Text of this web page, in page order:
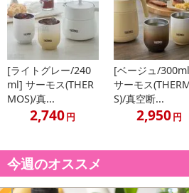
合がございます。
あらかじめご了承いただいた上でお申込
によるお申込み後のキャンセル・返品
【お支払いについて】
※送料はお試し費用に含まれております
※d払い、PayPay、au PAY、au PAY（
ンクまとめて支払い、楽天ペイ、メルペ
Payでお支払いの場合、決済のため外
了することがございます。ご了承いた
さい。
[ライトグレー/240
ml] サーモス(THER
MOS)/真...
2,740円
[ベージュ/
サーモス
S)/真空断...
2,950円
今週のオススメ